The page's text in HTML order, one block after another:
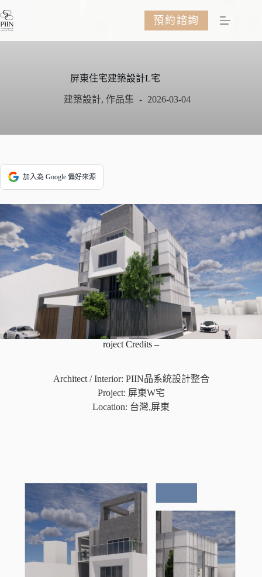
至
預約諮詢
屏東住宅建築設計L宅
建築設計, 作品集 2026-03-04
加入為 Google 偏好來源
roject Credits –
Architect / Interior: PIIN品系統設計整合
Project: 屏東W宅
Location: 台灣,屏東